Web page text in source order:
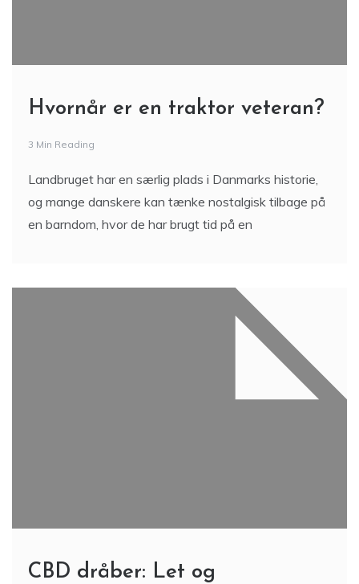
Hvornår er en traktor veteran?
3 Min Reading
Landbruget har en særlig plads i Danmarks historie,
og mange danskere kan tænke nostalgisk tilbage på
en barndom, hvor de har brugt tid på en
CBD dråber: Let og